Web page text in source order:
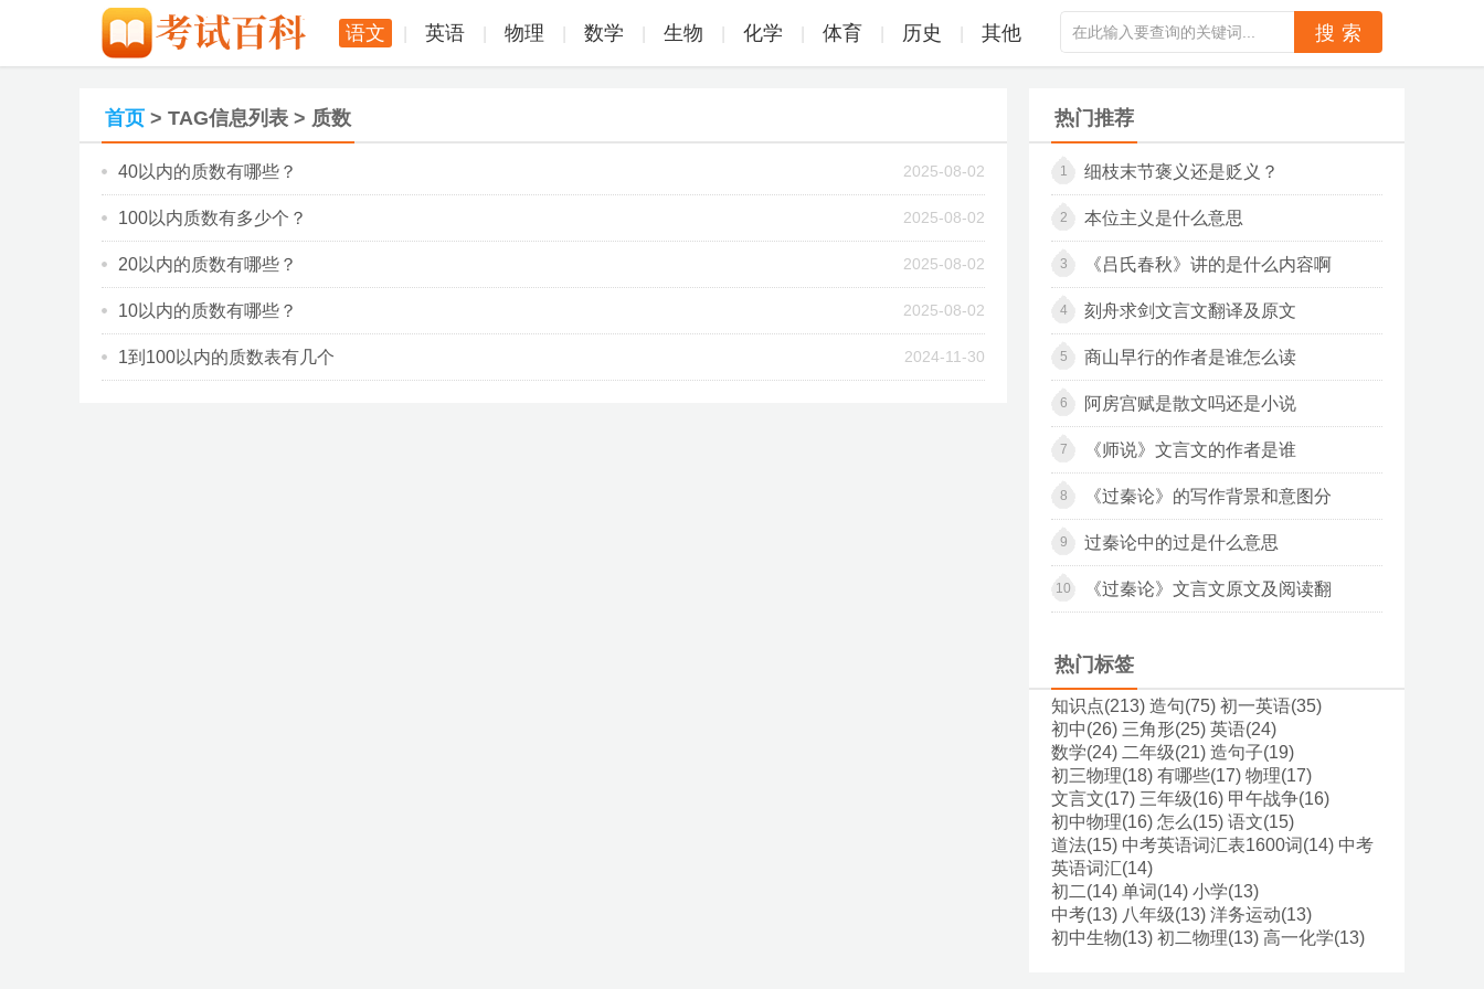
语文 英语 物理 数学 生物 化学 体育 历史 其他
首页 > TAG信息列表 > 质数
40以内的质数有哪些？ 2025-08-02
100以内质数有多少个？ 2025-08-02
20以内的质数有哪些？ 2025-08-02
10以内的质数有哪些？ 2025-08-02
1到100以内的质数表有几个 2024-11-30
热门推荐
1 细枝末节褒义还是贬义？
2 本位主义是什么意思
3 《吕氏春秋》讲的是什么内容啊
4 刻舟求剑文言文翻译及原文
5 商山早行的作者是谁怎么读
6 阿房宫赋是散文吗还是小说
7 《师说》文言文的作者是谁
8 《过秦论》的写作背景和意图分
9 过秦论中的过是什么意思
10 《过秦论》文言文原文及阅读翻
热门标签
知识点(213) 造句(75) 初一英语(35)
初中(26) 三角形(25) 英语(24)
数学(24) 二年级(21) 造句子(19)
初三物理(18) 有哪些(17) 物理(17)
文言文(17) 三年级(16) 甲午战争(16)
初中物理(16) 怎么(15) 语文(15)
道法(15) 中考英语词汇表1600词(14) 中考
英语词汇(14)
初二(14) 单词(14) 小学(13)
中考(13) 八年级(13) 洋务运动(13)
初中生物(13) 初二物理(13) 高一化学(13)